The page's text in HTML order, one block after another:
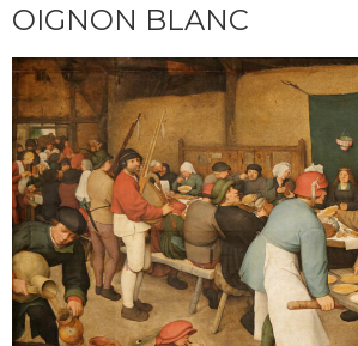
OIGNON BLANC